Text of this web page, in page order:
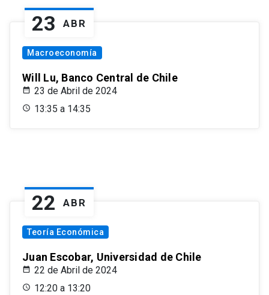
23 ABR
Macroeconomía
Will Lu, Banco Central de Chile
23 de Abril de 2024
13:35 a 14:35
22 ABR
Teoría Económica
Juan Escobar, Universidad de Chile
22 de Abril de 2024
12:20 a 13:20